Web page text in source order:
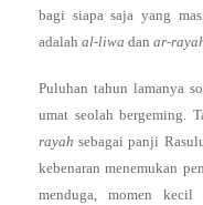
bagi siapa saja yang
adalah al-liwa dan ar-
Puluhan tahun lamanya
umat seolah bergeming.
rayah sebagai panji
kebenaran menemukan
menduga, momen